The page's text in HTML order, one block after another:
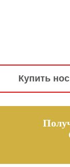
Купить